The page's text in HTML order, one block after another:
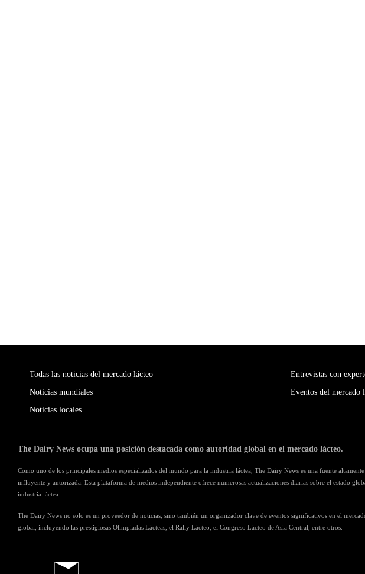
Todas las noticias del mercado lácteo
Noticias mundiales
Noticias locales
Entrevistas con
Eventos del mercado
The Dairy News ocupa una posición destacada como autoridad global en el mercado lácteo.
Como uno de los principales medios especializados del mundo para la industria láctea, The Dairy News es una fuente altamente
influyente y autorizada. Esta plataforma de medios independiente ofrece numerosas actualizaciones diarias sobre el estado
industria láctea.
The Dairy News no solo es un proveedor de noticias, sino también un organizador clave de eventos significativos en el
global, incluyendo las prestigiosas Olimpiadas Lácteas, el Rally Lácteo, el Congreso Lácteo de Asia Central, entre otros.